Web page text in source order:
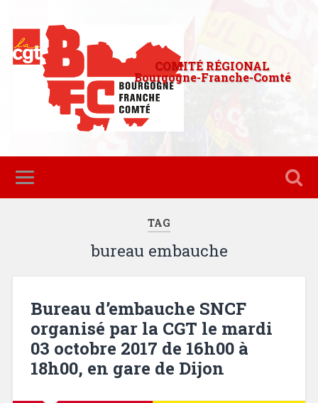
COMITÉ RÉGIONAL
Bourgogne-Franche-Comté
TAG
bureau embauche
Bureau d’embauche SNCF
organisé par la CGT le mardi
03 octobre 2017 de 16h00 à
18h00, en gare de Dijon